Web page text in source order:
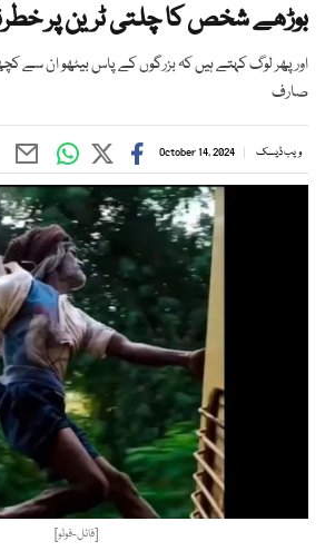
بوڑھے شخص کا چلتی ٹرین پر
اور پھر لوگ کہتے ہیں کہ بزرگوں کے پاس بیٹھو ان سے
صارف
ویب ڈیسک October 14, 2024
[فائل-فوٹو]